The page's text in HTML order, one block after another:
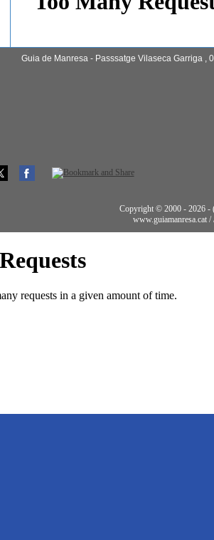
Guia de Manresa - Passsatge Vilaseca Garriga ,
Copyright © 2000 - 2026 -
www.guiamanresa.cat